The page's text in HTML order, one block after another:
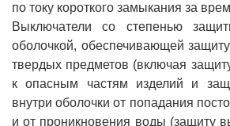
по току короткого замыкания за
Выключатели со степенью
оболочкой, обеспечивающей
твердых предметов (включая
к опасным частям изделий и
внутри оболочки от попадания
и от проникновения воды (защиту